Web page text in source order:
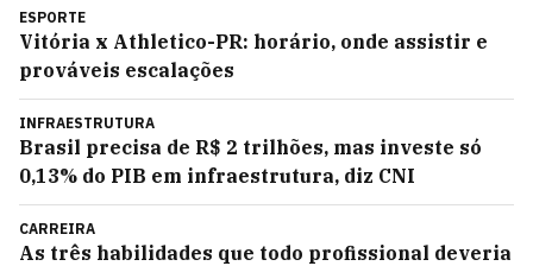
ESPORTE
Vitória x Athletico-PR: horário, onde assistir e
prováveis escalações
INFRAESTRUTURA
Brasil precisa de R$ 2 trilhões, mas investe só
0,13% do PIB em infraestrutura, diz CNI
CARREIRA
As três habilidades que todo profissional deveria